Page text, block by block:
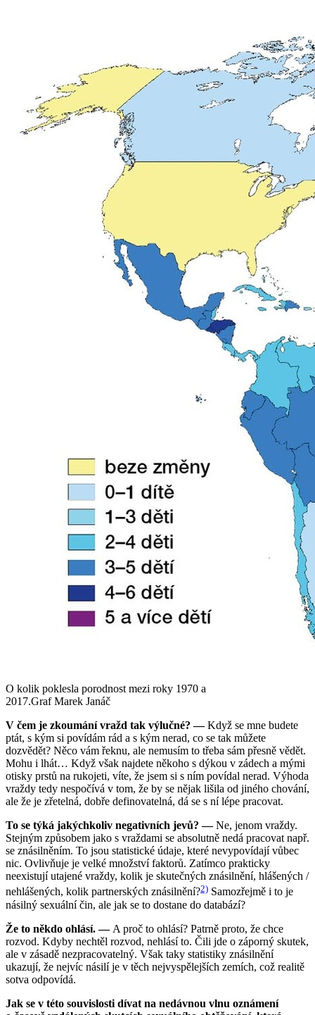
O kolik poklesla porodnost mezi roky 1970 a
2017.Graf Marek Janáč
V čem je zkoumání vražd tak výlučné? —Když se mne budete
ptát, s kým si povídám rád a s kým nerad, co se tak můžete
dozvědět? Něco vám řeknu, ale nemusím to třeba sám přesně vědět.
Mohu i lhát… Když však najdete někoho s dýkou v zádech a mými
otisky prstů na rukojeti, víte, že jsem si s ním povídal nerad. Výhoda
vraždy tedy nespočívá v tom, že by se nějak lišila od jiného chování,
ale že je zřetelná, dobře definovatelná, dá se s ní lépe pracovat.
To se týká jakýchkoliv negativních jevů? —Ne, jenom vraždy.
Stejným způsobem jako s vraždami se absolutně nedá pracovat např.
se znásilněním. To jsou statistické údaje, které nevypovídají vůbec
nic. Ovlivňuje je velké množství faktorů. Zatímco prakticky
neexistují utajené vraždy, kolik je skutečných znásilnění, hlášených /
nehlášených, kolik partnerských znásilnění?2) Samozřejmě i to je
násilný sexuální čin, ale jak se to dostane do databází?
Že to někdo ohlásí. — A proč to ohlásí? Patrně proto, že chce
rozvod. Kdyby nechtěl rozvod, nehlásí to. Čili jde o záporný skutek,
ale v zásadě nezpracovatelný. Však taky statistiky znásilnění
ukazují, že nejvíc násilí je v těch nejvyspělejších zemích, což realitě
sotva odpovídá.
Jak se v této souvislosti dívat na nedávnou vlnu oznámení